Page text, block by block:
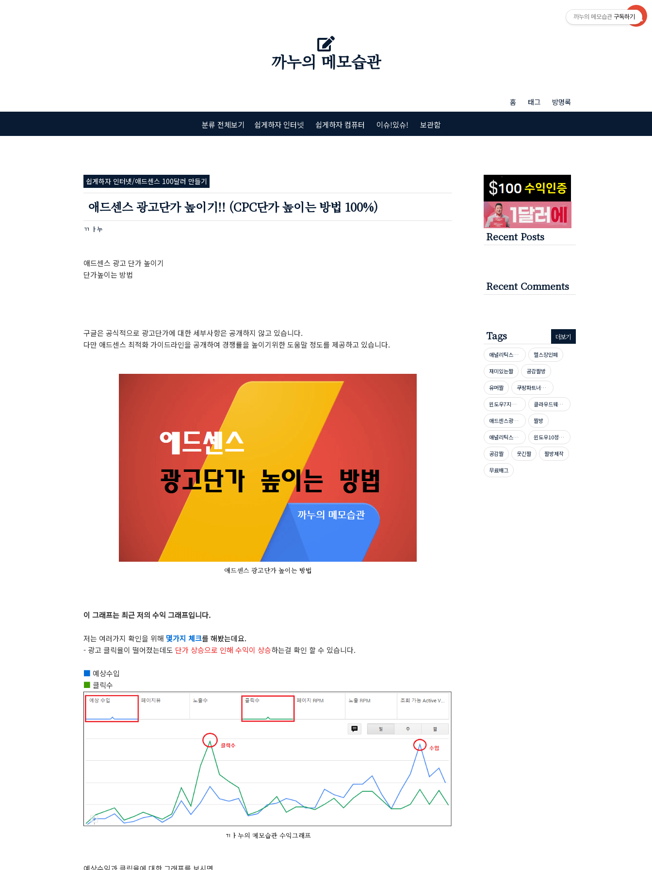
까누의 메모습관
홈 태그 방명록
분류 전체보기 쉽게하자 인터넷 쉽게하자 컴퓨터 이슈!있슈! 보관함
Recent Posts
Recent Comments
Tags 더보기
애널리틱스자격증 헬스장민폐
재미있는짤 공감짤방
유머짤 쿠팡파트너스신청방법
윈도우7지원종료 클라우드웨이즈호스팅
애드센스광고단가높이기 짤방
애널리틱스자격증시험문제 윈도우10정품인증
공감짤 웃긴짤 짤방제작
무료배그
쉽게하자 인터넷/애드센스 100달러 만들기
애드센스 광고단가 높이기!! (CPC단가 높이는 방법 100%)
ㄲ ㅏ누
애드센스 광고 단가 높이기
단가높이는 방법
구글은 공식적으로 광고단가에 대한 세부사항은 공개하지 않고 있습니다.
다만 애드센스 최적화 가이드라인을 공개하여 경쟁률을 높이기위한 도움말 정도를 제공하고 있습니다.
애드센스 광고단가 높이는 방법
이 그래프는 최근 저의 수익 그래프입니다.
저는 여러가지 확인을 위해 몇가지 체크를 해봤는데요.
- 광고 클릭율이 떨어졌는데도 단가 상승으로 인해 수익이 상승하는걸 확인 할 수 있습니다.
■ 예상수입
■ 클릭수
ㄲㅏ누의 메모습관 수익그래프
까누의 메모습관 구독하기